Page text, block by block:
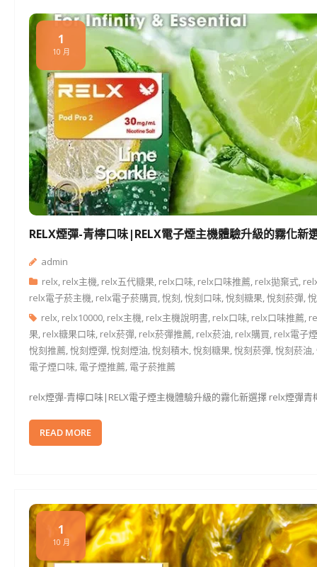
RELX煙彈-青檸口味|RELX電子煙主機體驗升級的霧化新
1
10 月
admin
relx, relx主機, relx五代糖果, relx口味, relx口味推薦, relx拋棄式,
relx電子菸主機, relx電子菸購買,悅刻,悅刻口味,悅刻糖果,悅刻菸彈,
relx, relx10000, relx主機, relx主機說明書, relx口味, relx口味推薦,
果, relx糖果口味, relx菸彈, relx菸彈推薦, relx菸油, relx購買, relx電子煙
悅刻推薦,悅刻煙彈,悅刻煙油,悅刻積木,悅刻糖果,悅刻菸彈,悅刻菸油,
電子煙口味, 電子煙推薦, 電子菸推薦
relx煙彈-青檸口味|RELX電子煙主機體驗升級的霧化新選擇 relx煙彈
READ MORE
1
10 月